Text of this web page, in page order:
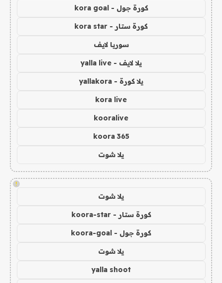
كورة جول - kora goal
كورة ستار - kora star
سوريا لايف
يلا لايف - yalla live
يلا كورة - yallakora
kora live
kooralive
koora 365
يلا شوت
!
يلا شوت
كورة ستار - koora-star
كورة جول - koora-goal
يلا شوت
yalla shoot